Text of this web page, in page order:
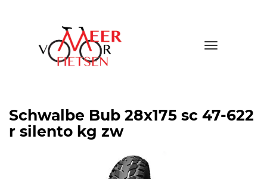
Toggle
Schwalbe Bub 28x175 sc 47-622
r silento kg zw